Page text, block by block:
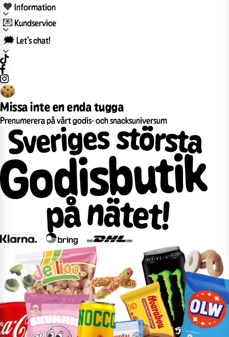
🧡 Information
💌 Kundservice
🗯️ Let’s chat!
Missa inte en enda tugga
Prenumerera på vårt godis- och snacksuniversum